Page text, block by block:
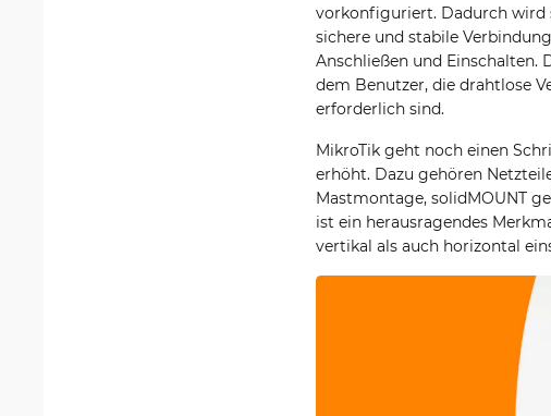
vorkonfiguriert. Dadurch wird
sichere und stabile
Anschließen und
dem Benutzer, die drahtlose
erforderlich sind.
MikroTik geht noch einen
erhöht. Dazu gehören
Mastmontage, solidMOUNT
ist ein herausragendes
vertikal als auch horizontal